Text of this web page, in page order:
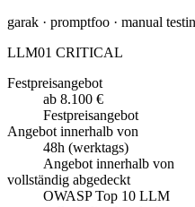
garak · promptfoo · manual
LLM01 CRITICAL
Festpreisangebot
ab 8.100 €
Festpreisangebot
Angebot innerhalb von
48h (werktags)
Angebot innerhalb von
vollständig abgedeckt
OWASP Top 10 LLM